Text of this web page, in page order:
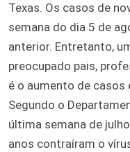
Texas. Os casos de
semana do dia 5 de
anterior. Entretanto,
preocupado pais,
é o aumento de
Segundo o
última semana de
anos contraíram o